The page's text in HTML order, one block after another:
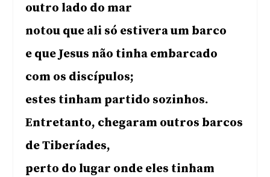
outro lado do mar
notou que ali só estivera um barco
e que Jesus não tinha embarcado
com os discípulos;
estes tinham partido sozinhos.
Entretanto, chegaram outros barcos
de Tiberíades,
perto do lugar onde eles tinham